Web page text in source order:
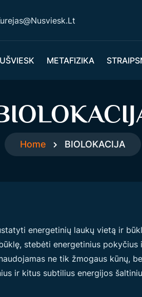
METAFIZIKA
Home BIOLOKACIJA
energetinių laukų vietą ir
stebėti energetinius pokyčius
ne tik žmogaus kūnų,
ir kitus subtilius energijos